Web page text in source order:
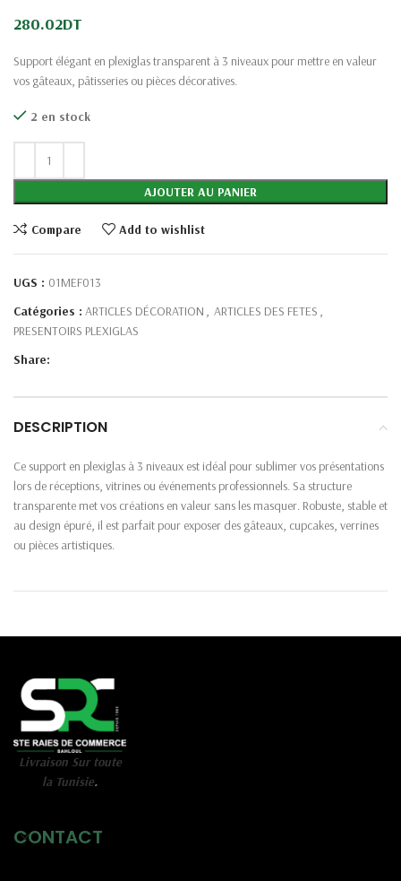
280.02DT
Support élégant en plexiglas transparent à 3 niveaux pour mettre en valeur
vos gâteaux, pâtisseries ou pièces décoratives.
2 en stock
AJOUTER AU PANIER
Compare Add to wishlist
UGS : 01MEF013
Catégories : ARTICLES DÉCORATION , ARTICLES DES FETES ,
PRESENTOIRS PLEXIGLAS
Share:
DESCRIPTION
Ce support en plexiglas à 3 niveaux est idéal pour sublimer vos présentations
lors de réceptions, vitrines ou événements professionnels. Sa structure
transparente met vos créations en valeur sans les masquer. Robuste, stable et
au design épuré, il est parfait pour exposer des gâteaux, cupcakes, verrines
ou pièces artistiques.
Livraison Sur toute
la Tunisie.
CONTACT